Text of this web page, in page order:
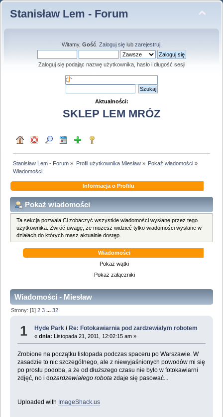
Stanisław Lem - Forum
Witamy, Gość. Zaloguj sięlub zarejestruj.
Zaloguj się podając nazwę użytkownika, hasło i długość sesji
Aktualności:
SKLEP LEM MRÓZ
Stanisław Lem - Forum » Profil użytkownika Miesław» Pokaż wiadomości»
Wiadomości
Informacja o Profilu
Pokaż wiadomości
Ta sekcja pozwala Ci zobaczyć wszystkie wiadomości wysłane przez tego
użytkownika. Zwróć uwagę, że możesz widzieć tylko wiadomości wysłane w
działach do których masz aktualnie dostęp.
Wiadomości
Pokaż wątki
Pokaż załączniki
Wiadomości - Miesław
Strony: [1]2 3 ...32
1 Hyde Park / Re: Fotokawiarnia pod zardzewiałym robotem
«dnia: Listopada 21, 2011, 12:02:15 am »
Zrobione na początku listopada podczas spaceru po Warszawie. W
zasadzie to nic szczególnego, ale z niewyjaśnionych powodów mi się
po prostu podoba, a że od dłuższego czasu nie było w fotokawiarni
zdjęć, no i dozardzewiałego robotazdaje się pasować...
Uploaded with ImageShack.us